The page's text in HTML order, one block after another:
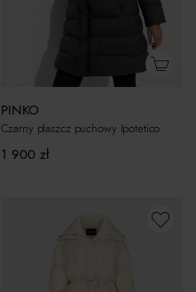
PINKO
Czarny płaszcz puchowy Ipotetico
1 900 zł